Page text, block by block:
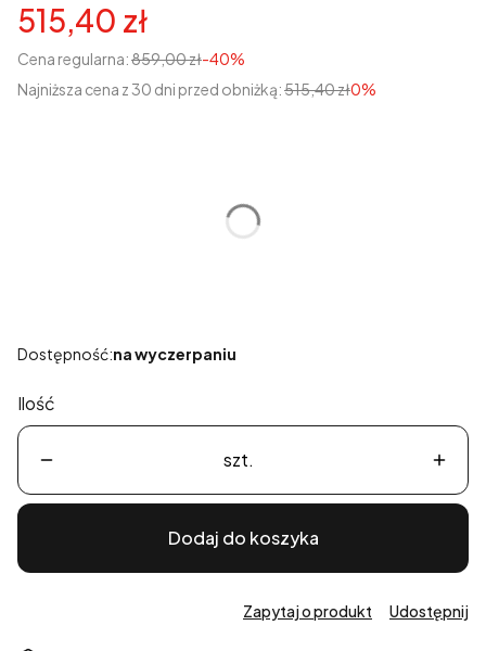
515,40 zł
Cena regularna:859,00 zł-40%
Najniższa cena z 30 dni przed obniżką:515,40 zł0%
Dostępność:na wyczerpaniu
Ilość
szt.
Dodaj do koszyka
Zapytaj o produkt Udostępnij